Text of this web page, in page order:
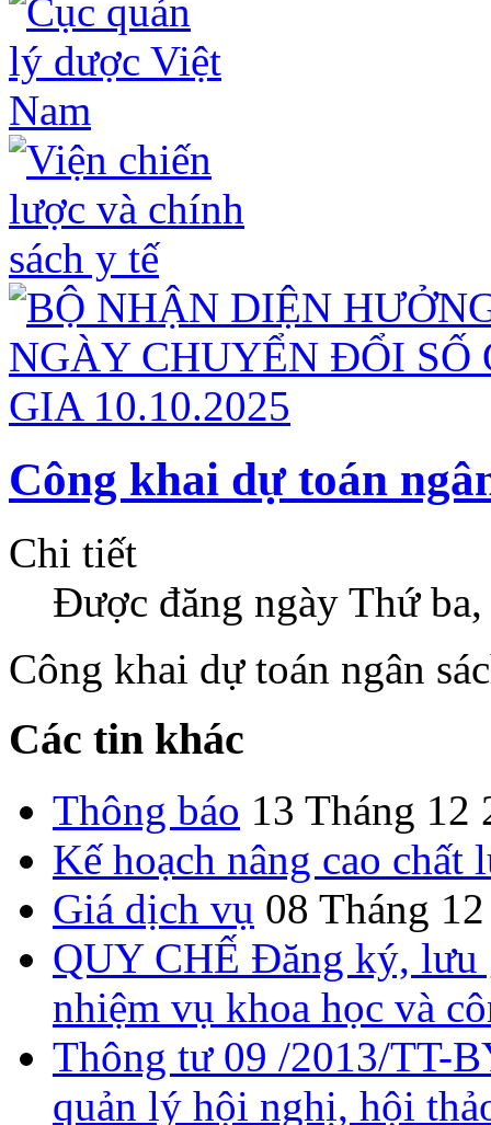
Công khai dự toán
Chi tiết
Được đăng ngày Thứ
Công khai dự toán ngân
Các tin khác
Thông báo 13 Tháng 12
Kế hoạch nâng cao chất
Giá dịch vụ 08 Tháng
QUY CHẾ Đăng ký, lưu
nhiệm vụ khoa học và
Thông tư 09 /2013/TT-
quản lý hội nghị, hội